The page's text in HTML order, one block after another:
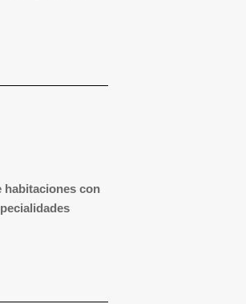
habitaciones con